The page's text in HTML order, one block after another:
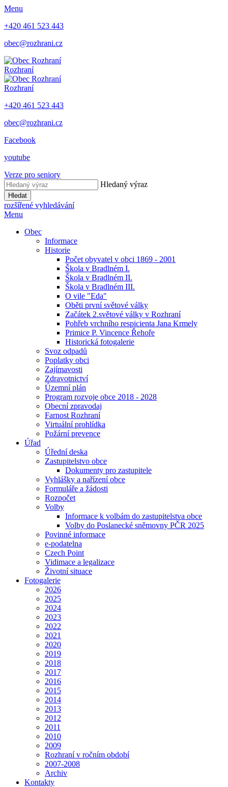
Menu
+420 461 523 443
obec@rozhrani.cz
Rozhraní
Rozhraní
+420 461 523 443
obec@rozhrani.cz
Facebook
youtube
Verze pro seniory
Hledaný výraz
Hledat
rozšířené vyhledávání
Menu
Obec
Informace
Historie
Počet obyvatel v obci 1869 - 2001
Škola v Bradlném I.
Škola v Bradlném II.
Škola v Bradlném III.
O vile "Eda"
Oběti první světové války
Začátek 2.světové války v Rozhraní
Pohřeb vrchního respicienta Jana Krmely
Primice P. Vincence Řehoře
Historická fotogalerie
Svoz odpadů
Poplatky obci
Zajímavosti
Zdravotnictví
Územní plán
Program rozvoje obce 2018 - 2028
Obecní zpravodaj
Farnost Rozhraní
Virtuální prohlídka
Požární prevence
Úřad
Úřední deska
Zastupitelstvo obce
Dokumenty pro zastupitele
Vyhlášky a nařízení obce
Formuláře a žádosti
Rozpočet
Volby
Informace k volbám do zastupitelstva obce
Volby do Poslanecké sněmovny PČR 2025
Povinné informace
e-podatelna
Czech Point
Vidimace a legalizace
Životní situace
Fotogalerie
2026
2025
2024
2023
2022
2021
2020
2019
2018
2017
2016
2015
2014
2013
2012
2011
2010
2009
Rozhraní v ročním období
2007-2008
Archiv
Kontakty